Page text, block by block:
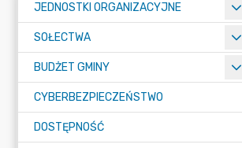
JEDNOSTKI ORGANIZACYJNE
SOŁECTWA
BUDŻET GMINY
CYBERBEZPIECZEŃSTWO
DOSTĘPNOŚĆ